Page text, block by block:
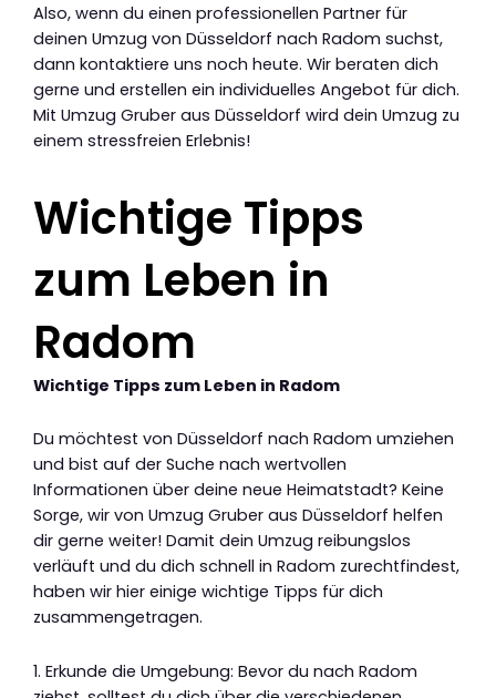
Also, wenn du einen professionellen Partner für
deinen Umzug von Düsseldorf nach Radom suchst,
dann kontaktiere uns noch heute. Wir beraten dich
gerne und erstellen ein individuelles Angebot für dich.
Mit Umzug Gruber aus Düsseldorf wird dein Umzug zu
einem stressfreien Erlebnis!
Wichtige Tipps
zum Leben in
Radom
Wichtige Tipps zum Leben in Radom
Du möchtest von Düsseldorf nach Radom umziehen
und bist auf der Suche nach wertvollen
Informationen über deine neue Heimatstadt? Keine
Sorge, wir von Umzug Gruber aus Düsseldorf helfen
dir gerne weiter! Damit dein Umzug reibungslos
verläuft und du dich schnell in Radom zurechtfindest,
haben wir hier einige wichtige Tipps für dich
zusammengetragen.
1. Erkunde die Umgebung: Bevor du nach Radom